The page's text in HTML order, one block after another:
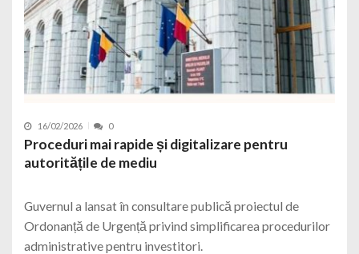
16/02/2026 0
Proceduri mai rapide și digitalizare pentru
autoritățile de mediu
Guvernul a lansat în consultare publică proiectul de
Ordonanță de Urgență privind simplificarea procedurilor
administrative pentru investitori.